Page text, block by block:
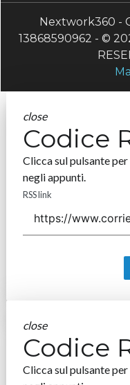
Nextwork360 -
13868590962 - ©
close
Codice
Clicca sul pulsante
negli appunti.
RSS link
close
Codice
Clicca sul pulsante